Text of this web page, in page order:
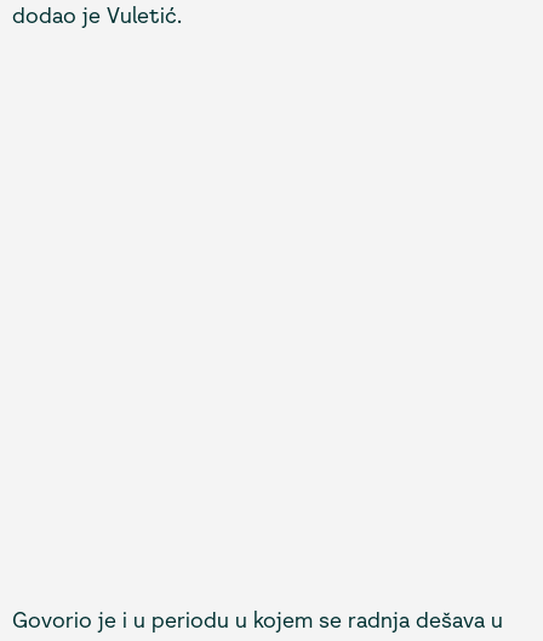
dodao je Vuletić.
Govorio je i u periodu u kojem se radnja dešava u